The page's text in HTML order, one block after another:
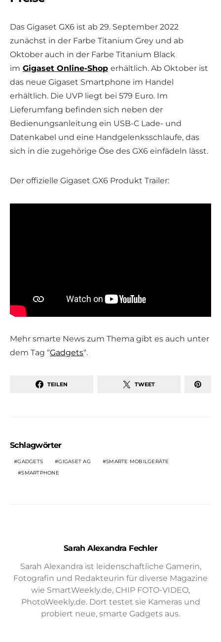
Das Gigaset GX6 ist ab 29. September 2022
zunächst in der Farbe Titanium Grey und ab
Oktober auch in der Farbe Titanium Black
im Gigaset Online-Shop erhältlich. Ab Oktober ist
das neue Gigaset Smartphone im Handel
erhältlich. Die UVP liegt bei 579 Euro. Im
Lieferumfang befinden sich neben der
Bedienungsanleitung ein USB-C Lade- und
Datenkabel und eine Handgelenksschlaufe, das
sich in die zugehörige Öse des GX6 einfädeln lässt.
Der offizielle Gigaset GX6 Produkt Trailer:
Mehr smarte News zum Thema gibt es auch unter
dem Tag “Gadgets“.
TEILEN TWEET
Schlagwörter
GADGETS GIGASET AG
SMARTE MOBILGERÄTE
SMARTPHONE
Sarah Alexandra Fechler
Sarah Alexandra ist leidenschaftliche Gamerin,
Fotografin und Redakteurin für diverse Magazine
wie SmartWeekly.de, CHIP FOTO-VIDEO,
PhotoWeekly.de. Dort testet sie Kameras und
probiert neue, smarte Gadgets aus.